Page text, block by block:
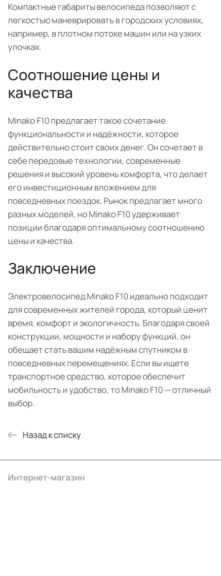
Компактные габариты велосипеда позволяют с
легкостью маневрировать в городских условиях,
например, в плотном потоке машин или на узких
улочках.
Соотношение цены и
качества
Minako F10 предлагает такое сочетание
функциональности и надёжности, которое
действительно стоит своих денег. Он сочетает в
себе передовые технологии, современные
решения и высокий уровень комфорта, что делает
его инвестиционным вложением для
повседневных поездок. Рынок предлагает много
разных моделей, но Minako F10 удерживает
позиции благодаря оптимальному соотношению
цены и качества.
Заключение
Электровелосипед Minako F10 идеально подходит
для современных жителей города, который ценит
время, комфорт и экологичность. Благодаря своей
конструкции, мощности и набору функций, он
обещает стать вашим надёжным спутником в
повседневных перемещениях. Если вы ищете
транспортное средство, которое обеспечит
мобильность и удобство, то Minako F10 — отличный
выбор.
Назад к списку
Интернет-магазин